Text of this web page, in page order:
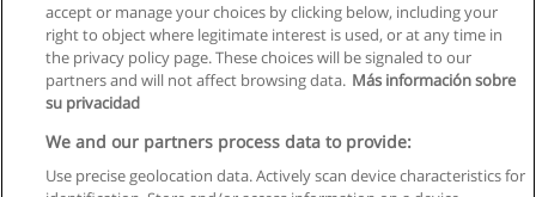
accept or manage your choices by clicking below, including your
right to object where legitimate interest is used, or at any time in
the privacy policy page. These choices will be signaled to our
partners and will not affect browsing data. Más información sobre
su privacidad
We and our partners process data to provide:
Use precise geolocation data. Actively scan device characteristics for